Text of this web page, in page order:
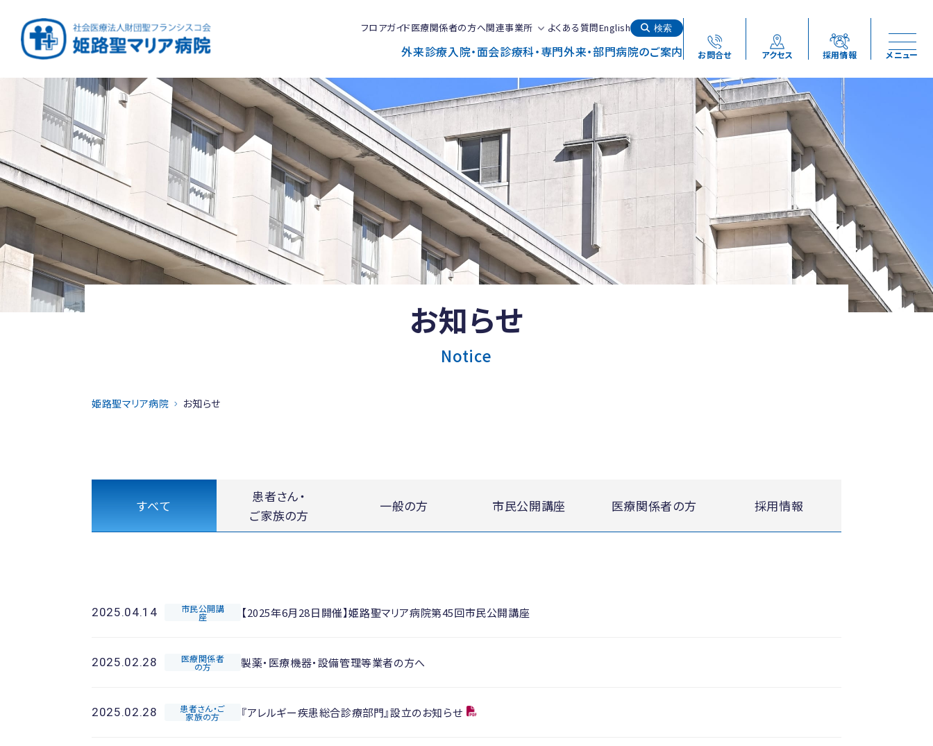
フロアガイド医療関係者の方へ関連事業所 よくある質問English 検索
外来診療入院・面会診療科・専門外来・部門病院のご案内 お問合せ アクセス 採用情報 メニュー
お知らせ
Notice
姫路聖マリア病院 お知らせ
すべて
患者さん・
ご家族の方
一般の方 市民公開講座 医療関係者の方 採用情報
2025.04.14 市民公開講
座 【2025年6月28日開催】姫路聖マリア病院第45回市民公開講座
2025.02.28 医療関係者
の方 製薬・医療機器・設備管理等業者の方へ
2025.02.28 患者さん・ご
家族の方 『アレルギー疾患総合診療部門』設立のお知らせ